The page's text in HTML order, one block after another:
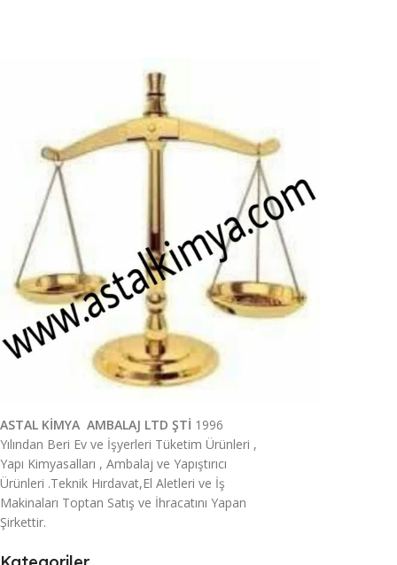
ASTAL KİMYA AMBALAJ LTD ŞTİ 1996
Yılından Beri Ev ve İşyerleri Tüketim Ürünleri ,
Yapı Kimyasalları , Ambalaj ve Yapıştırıcı
Ürünleri .Teknik Hırdavat,El Aletleri ve İş
Makinaları Toptan Satış ve İhracatını Yapan
Şirkettir.